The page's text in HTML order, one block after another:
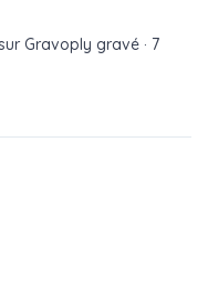
Gravoply gravé · 7